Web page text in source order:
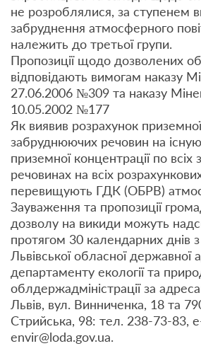
не розроблялися, за ступенем
забруднення атмосферного
належить до третьої групи.
Пропозиції щодо дозволених
відповідають вимогам наказу
27.06.2006 №309 та наказу
10.05.2002 №177
Як виявив розрахунок
забруднюючих речовин на
приземної концентрації по
речовинах на всіх
перевищують ГДК (ОБРВ)
Зауваження та пропозиції
дозволу на викиди можуть
протягом 30 календарних днів з
Львівської обласної державної
департаменту екології та
облдержадміністрації за
Львів, вул. Винниченка, 18 та
Стрийська, 98: тел. 238-73-83,
envir@loda.gov.ua.